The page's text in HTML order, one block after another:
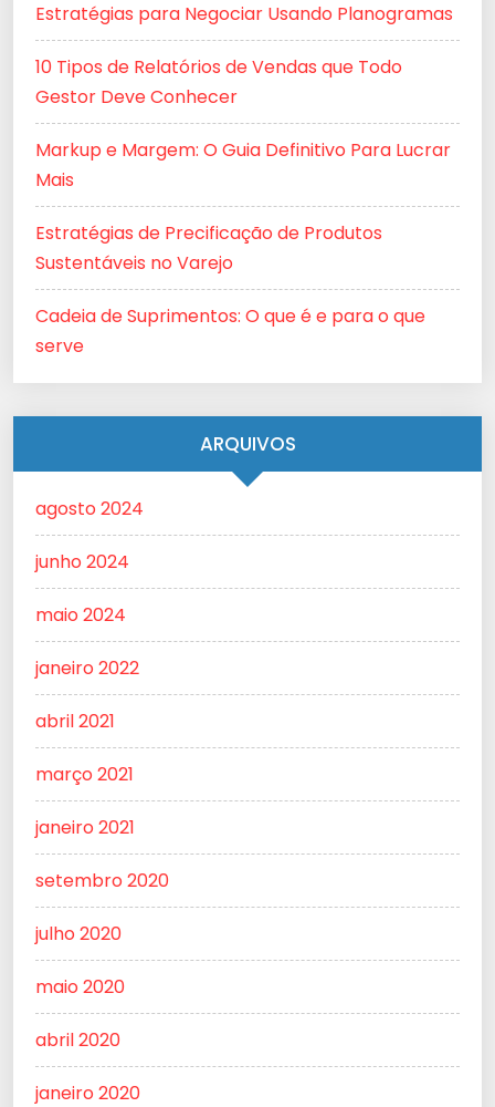
Estratégias para Negociar Usando Planogramas
10 Tipos de Relatórios de Vendas que Todo
Gestor Deve Conhecer
Markup e Margem: O Guia Definitivo Para Lucrar
Mais
Estratégias de Precificação de Produtos
Sustentáveis no Varejo
Cadeia de Suprimentos: O que é e para o que
serve
ARQUIVOS
agosto 2024
junho 2024
maio 2024
janeiro 2022
abril 2021
março 2021
janeiro 2021
setembro 2020
julho 2020
maio 2020
abril 2020
janeiro 2020